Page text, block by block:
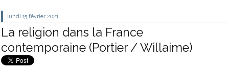
lundi 15 février 2021
La religion dans la France
contemporaine (Portier / Willaime)